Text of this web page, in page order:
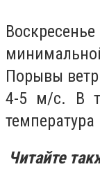
Порывы
4-5 м/с. В
температура
Читайте